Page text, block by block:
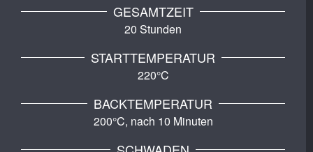
GESAMTZEIT
20 Stunden
STARTTEMPERATUR
220°C
BACKTEMPERATUR
200°C, nach 10 Minuten